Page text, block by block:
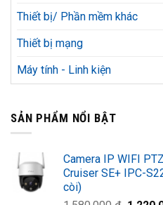
Thiết bị/ Phần mềm khác
Thiết bị mạng
Máy tính - Linh kiện
SẢN PHẨM NỔI BẬT
Camera IP WIFI
Cruiser SE+ IPC-
còi)